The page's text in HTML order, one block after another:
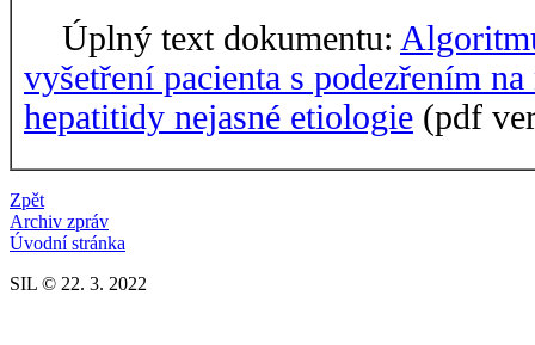
Úplný text dokumentu:
vyšetření pacienta s podezřením
hepatitidy nejasné etiologie (pdf
Zpět
Archiv zpráv
Úvodní stránka
SIL © 22. 3. 2022